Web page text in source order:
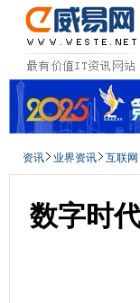
资讯 业界资讯 互联网
数字时